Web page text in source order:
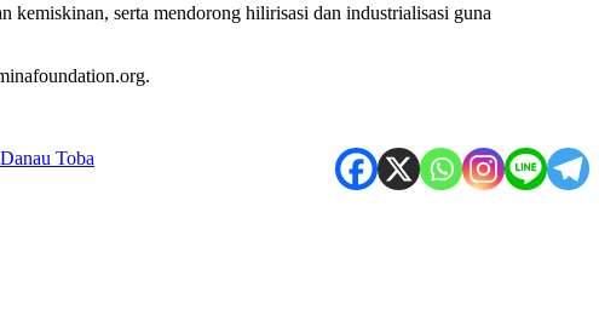
kemiskinan, serta mendorong hilirisasi dan industrialisasi guna
Toba